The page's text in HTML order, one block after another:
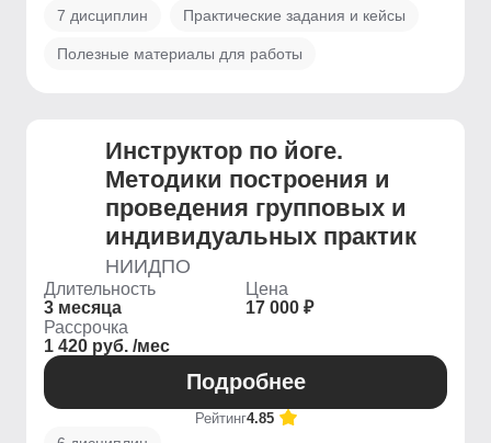
7 дисциплин Практические задания и кейсы
Полезные материалы для работы
Инструктор по йоге.
Методики построения и
проведения групповых и
индивидуальных практик
НИИДПО
Длительность
3 месяца
Цена
17 000 ₽
Рассрочка
1 420 руб. /мес
Подробнее
Рейтинг4.85